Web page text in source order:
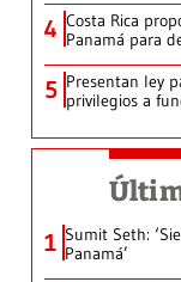
4 Costa Rica
Panamá para
5 Presentan ley
privilegios a
1 Sumit Seth:
Panamá’